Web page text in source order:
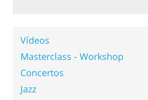
Vídeos
Masterclass - Workshop
Concertos
Jazz